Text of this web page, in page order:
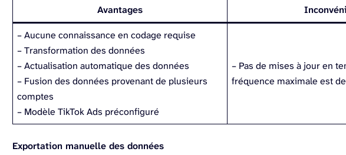
Avantages
– Aucune connaissance en codage requise
– Transformation des données
– Actualisation automatique des données
– Fusion des données provenant de plusieurs
comptes
– Modèle TikTok Ads préconfiguré
– Pas de mises à jour en
fréquence maximale est
Exportation manuelle des données